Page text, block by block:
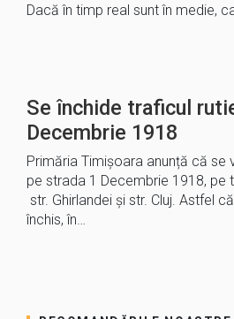
Dacă în timp real sunt în medie,
Se închide traficul
Decembrie 1918
Primăria Timișoara anunță că se
pe strada 1 Decembrie 1918, pe
str. Ghirlandei și str. Cluj. Astfel
închis, în…